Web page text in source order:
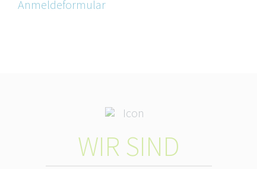
Anmeldeformular
WIR SIND